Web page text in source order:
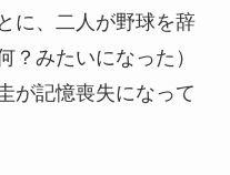
に、二人が野球を辞
？みたいになった）
が記憶喪失になって